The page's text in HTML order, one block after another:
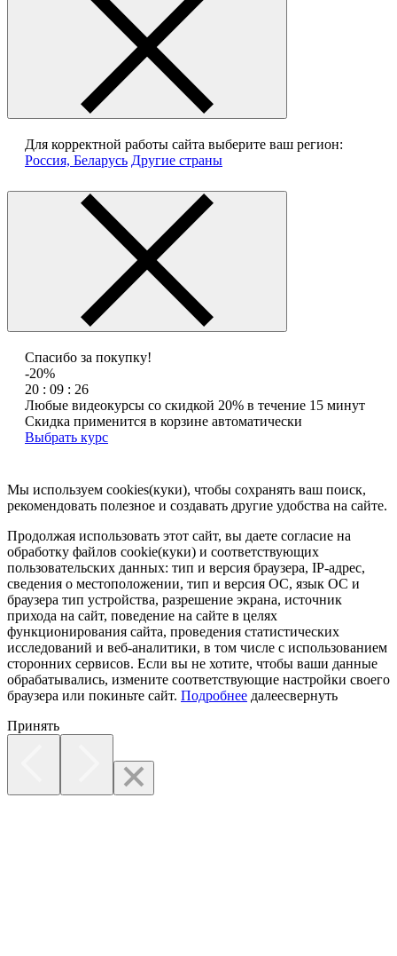
Для корректной работы сайта выберите ваш регион:
Россия, Беларусь Другие страны
Спасибо за покупку!
-20%
20 : 09 : 26
Любые видеокурсы со скидкой 20% в течение 15 минут
Скидка применится в корзине автоматически
Выбрать курс
Мы используем cookies(куки), чтобы сохранять ваш поиск,
рекомендовать полезное и создавать другие удобства на сайте.
Продолжая использовать этот сайт, вы даете согласие на
обработку файлов cookie(куки) и соответствующих
пользовательских данных: тип и версия браузера, IP-адрес,
сведения о местоположении, тип и версия ОС, язык ОС и
браузера тип устройства, разрешение экрана, источник
прихода на сайт, поведение на сайте в целях
функционирования сайта, проведения статистических
исследований и веб-аналитики, в том числе с использованием
сторонних сервисов. Если вы не хотите, чтобы ваши данные
обрабатывались, измените соответствующие настройки своего
браузера или покиньте сайт. Подробнее далеесвернуть
Принять